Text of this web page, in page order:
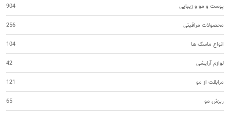
پوست و مو و زیبایی 904
محصولات مراقبتی 256
انواع ماسک ها 104
لوازم آرایشی 42
مرابقت از مو 121
ریزش مو 65